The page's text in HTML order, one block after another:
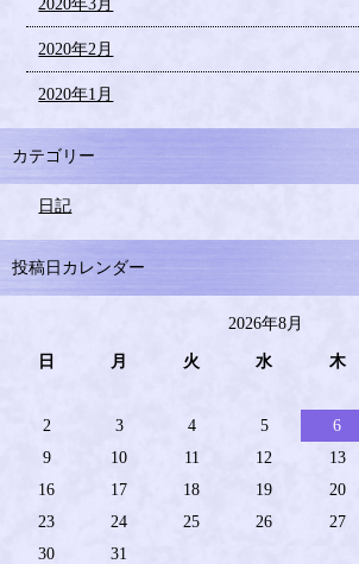
2020年3月
2020年2月
2020年1月
カテゴリー
日記
投稿日カレンダー
2026年8月
日 月 火 水 木
2
3 4 5 6
9
10 11 12 13
16
17 18 19 20
23
24 25 26 27
30
31